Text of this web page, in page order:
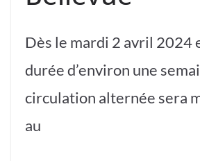
Dès le mardi 2 avril 2024
durée d’environ une
circulation alternée sera
au